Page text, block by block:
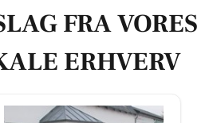
FRA VORES
ERHVERV